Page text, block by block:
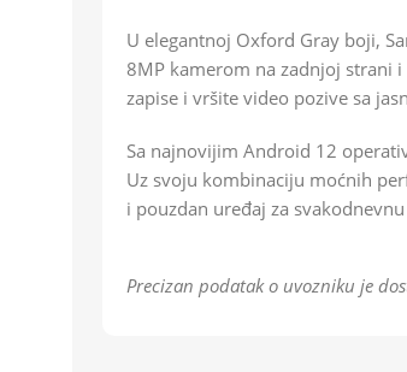
U elegantnoj Oxford Gray boji,
8MP kamerom na zadnjoj strani
zapise i vršite video pozive sa
Sa najnovijim Android 12
Uz svoju kombinaciju moćnih
i pouzdan uređaj za
Precizan podatak o uvozniku je